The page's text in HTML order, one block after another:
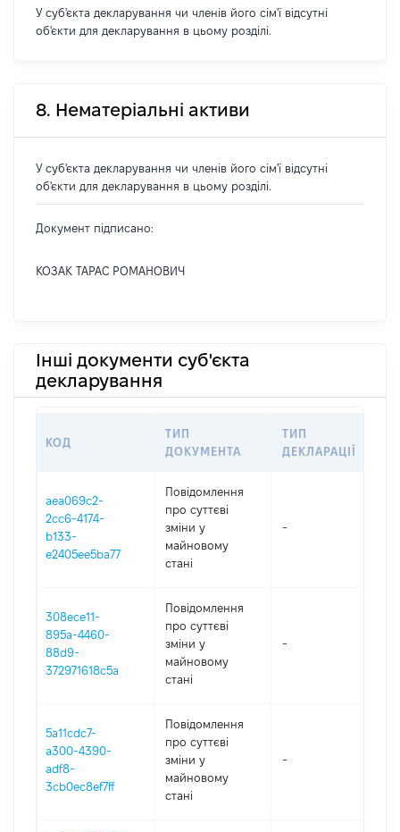
У суб'єкта декларування чи членів його сім'ї відсутні
об'єкти для декларування в цьому розділі.
8. Нематеріальні активи
У суб'єкта декларування чи членів його сім'ї відсутні
об'єкти для декларування в цьому розділі.
Документ підписано:
КОЗАК ТАРАС РОМАНОВИЧ
Інші документи суб'єкта
декларування
КОД
ТИП
ДОКУМЕНТА
ТИП
ДЕКЛАРАЦІЇ
aea069c2-
2cc6-4174-
b133-
e2405ee5ba77
Повідомлення
про суттєві
зміни y
майновому
стані
-
308ece11-
895a-4460-
88d9-
372971618c5a
Повідомлення
про суттєві
зміни y
майновому
стані
-
5a11cdc7-
a300-4390-
adf8-
3cb0ec8ef7ff
Повідомлення
про суттєві
зміни y
майновому
стані
-